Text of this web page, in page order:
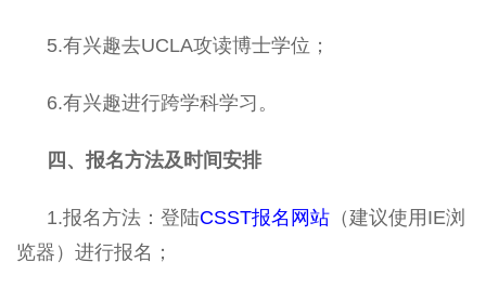
5.有兴趣去UCLA攻读博士学位；
6.有兴趣进行跨学科学习。
四、报名方法及时间安排
1.报名方法：登陆CSST报名网站 （建议使用IE浏
览器）进行报名；